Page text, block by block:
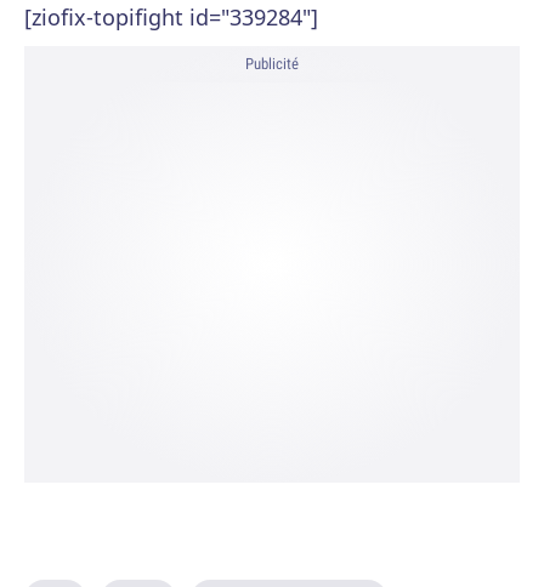
[ziofix-topifight id="339284"]
Publicité